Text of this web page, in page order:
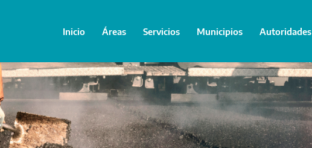
Inicio Áreas Servicios Municipios Autoridades